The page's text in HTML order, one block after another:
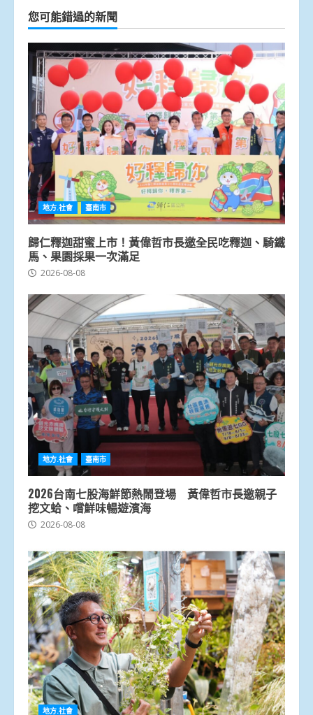
您可能錯過的新聞
地方.社會 臺南市
歸仁釋迦甜蜜上市！黃偉哲市長邀全民吃釋迦、騎鐵
馬、果園採果一次滿足
2026-08-08
地方.社會 臺南市
2026台南七股海鮮節熱鬧登場 黃偉哲市長邀親子
挖文蛤、嚐鮮味暢遊濱海
2026-08-08
地方.社會